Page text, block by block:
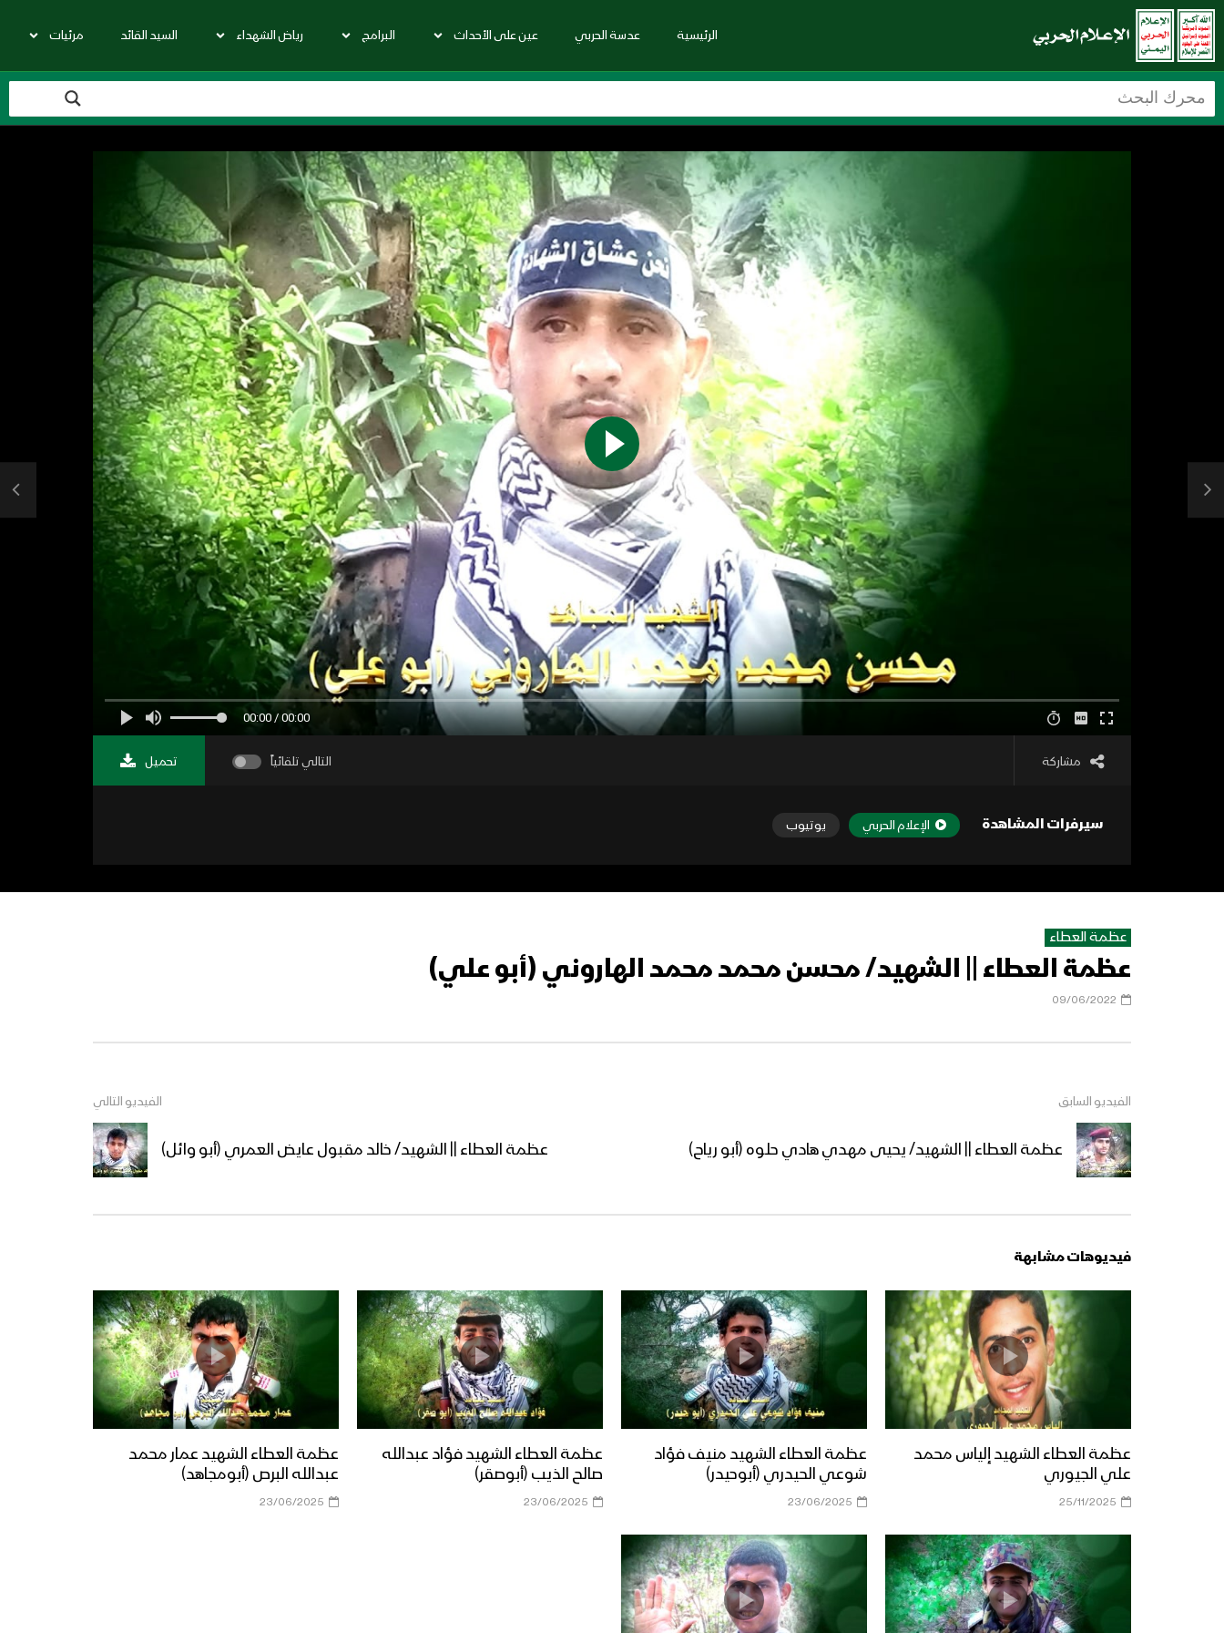
الرئيسية عدسة الحربي عين على الأحداث البرامج رياض الشهداء السيد القائد مرئيات
00:00 / 00:00
مشاركة التالي تلقائياً تحميل
سيرفرات المشاهدة الإعلام الحربي يوتيوب
عظمة العطاء
عظمة العطاء || الشهيد/ محسن محمد محمد الهاروني (أبو علي)
09/06/2022
الفيديو السابق
عظمة العطاء || الشهيد/ يحيى مهدي هادي حلوه (أبو رياح)
الفيديو التالي
عظمة العطاء || الشهيد/ خالد مقبول عايض العمري (أبو وائل)
فيديوهات مشابهة
عظمة العطاء الشهيد إلياس محمد
علي الجيوري
25/11/2025
عظمة العطاء الشهيد منيف فؤاد
شوعي الحيدري (أبوحيدر)
23/06/2025
عظمة العطاء الشهيد فؤاد عبدالله
صالح الذيب (أبوصقر)
23/06/2025
عظمة العطاء الشهيد عمار محمد
عبدالله البرص (أبومجاهد)
23/06/2025